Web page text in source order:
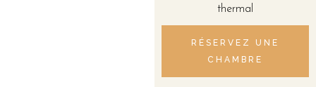
thermal
RÉSERVEZ UNE
CHAMBRE